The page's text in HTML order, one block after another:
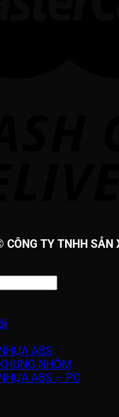
CÔNG TY TNHH SẢN
ABS
NHÔM
ABS – PC